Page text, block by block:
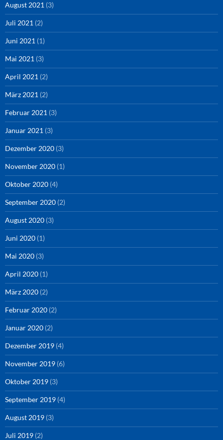
August 2021 (3)
Juli 2021 (2)
Juni 2021 (1)
Mai 2021 (3)
April 2021 (2)
März 2021 (2)
Februar 2021 (3)
Januar 2021 (3)
Dezember 2020 (3)
November 2020 (1)
Oktober 2020 (4)
September 2020 (2)
August 2020 (3)
Juni 2020 (1)
Mai 2020 (3)
April 2020 (1)
März 2020 (2)
Februar 2020 (2)
Januar 2020 (2)
Dezember 2019 (4)
November 2019 (6)
Oktober 2019 (3)
September 2019 (4)
August 2019 (3)
Juli 2019 (2)